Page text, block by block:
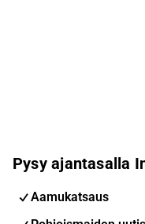
Pysy ajantasalla
Aamukatsaus